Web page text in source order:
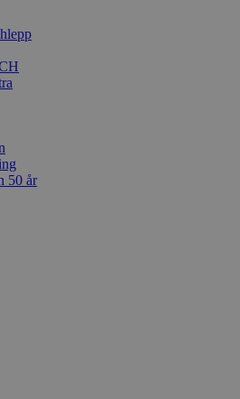
50 år